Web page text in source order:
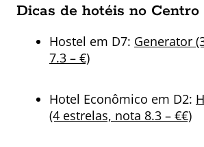
Dicas de hotéis no
Hostel em D7: Generator
7.3 – €)
Hotel Econômico em D2:
(4 estrelas, nota 8.3 – €€)